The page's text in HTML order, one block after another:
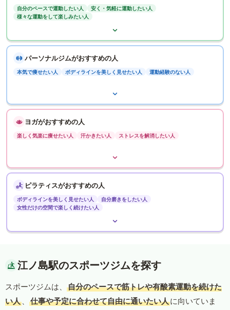
自分のペースで運動したい人
安く・気軽に運動したい人
様々な運動をして楽しみたい人
パーソナルジムがおすすめの人
本気で痩せたい人 ボディラインを美しく見せたい人 運動経験のない人
ヨガがおすすめの人
楽しく気楽に痩せたい人 汗かきたい人 ストレスを解消したい人
ピラティスがおすすめの人
ボディラインを美しく見せたい人
自分磨きをしたい人
女性だけの空間で楽しく続けたい人
江ノ島駅のスポーツジムを探す
スポーツジムは、
自分のペースで筋トレや有酸素運動を続けた
い人 、 仕事や予定に合わせて自由に通いたい人に向いていま